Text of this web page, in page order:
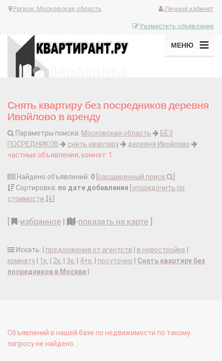
Регион: Московская область Личный кабинет
Разместить объявление
МЕНЮ
Снять квартиру без посредников деревня
Ивойлово в аренду
Параметры поиска: Московская область
БЕЗ
ПОСРЕДНИКОВ
снять квартиру
деревня Ивойлово
частные объявления, комнат: 1
Найдено объявлений: 0 расширенный поиск
Сортировка: по дате добавления упорядочить по
стоимости
-избранное | -показать на карте
Искать: | предложения от агентств в новостройке
комнату
1к. 2к. 3к. 4+к. посуточно
Снять квартиру без
посредников в Москве
Объявлений в нашей базе по недвижимости по такому
запросу не найдено...